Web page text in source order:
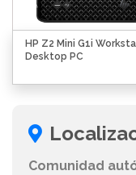
HP Z2 Mini G1i
Desktop PC
Comunidad